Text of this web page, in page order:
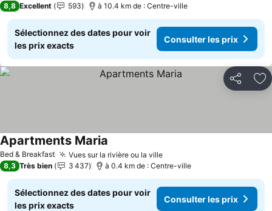
8,8 Excellent 593 à 10.4 km de : Centre-ville
Sélectionnez des dates pour voir
les prix exacts
Consulter les prix
Partager
Bed & Breakfast Vues sur la rivière ou la ville
Apartments Maria
8,3 Très bien 3 437 à 0.4 km de : Centre-ville
Sélectionnez des dates pour voir
les prix exacts
Consulter les prix